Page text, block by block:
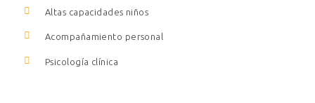
Altas capacidades niños
Acompañamiento personal
Psicología clínica